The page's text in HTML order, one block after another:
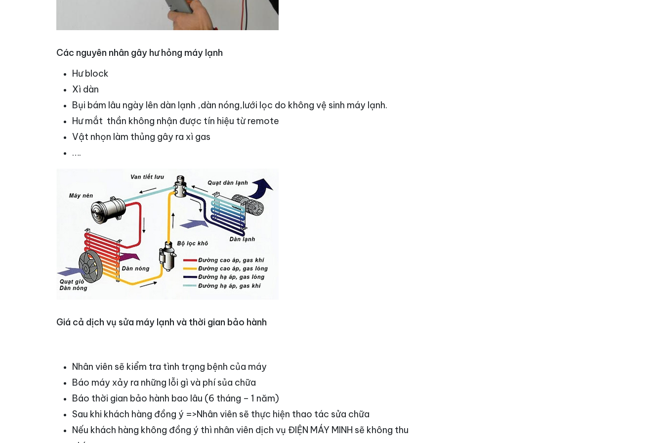
Các nguyên nhân gây hư hỏng máy lạnh
Hư block
Xì dàn
Bụi bám lâu ngày lên dàn lạnh ,dàn nóng,lưới lọc do không vệ sinh máy lạnh.
Hư mắt thần không nhận được tín hiệu từ remote
Vật nhọn làm thủng gây ra xì gas
….
Giá cả dịch vụ sửa máy lạnh và thời gian bảo hành
Nhân viên sẽ kiểm tra tình trạng bệnh của máy
Báo máy xảy ra những lỗi gì và phí sủa chữa
Báo thời gian bảo hành bao lâu (6 tháng – 1 năm)
Sau khi khách hàng đồng ý =>Nhân viên sẽ thực hiện thao tác sửa chữa
Nếu khách hàng không đồng ý thì nhân viên dịch vụ ĐIỆN MÁY MINH sẽ không thu